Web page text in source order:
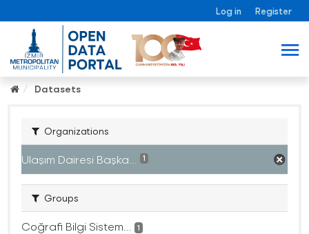
Log in Register
Datasets
Organizations
Ulaşım Dairesi Başka... 1
Groups
Coğrafi Bilgi Sistem... 1